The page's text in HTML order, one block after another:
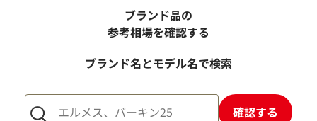
売却するか悩んでいるのですが、査定だけお願いできます
1点からでも査定できますか？
ブランド品の
参考相場を確認する
ブランド名とモデル名で検索
確認する